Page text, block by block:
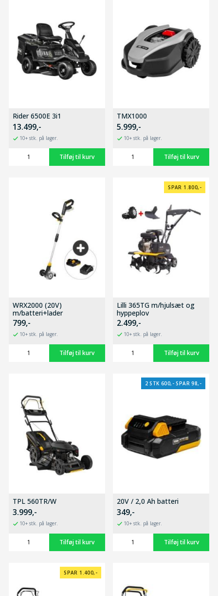
Rider 6500E 3i1
13.499,-
10+ stk. på lager.
TMX1000
5.999,-
10+ stk. på lager.
WRX2000 (20V)
m/batteri+lader
799,-
10+ stk. på lager.
SPAR 1.800,-
Lilli 365TG m/hjulsæt og
hyppeplov
2.499,-
10+ stk. på lager.
TPL 560TR/W
3.999,-
10+ stk. på lager.
2 STK 600,- SPAR 98,-
20V / 2,0 Ah batteri
349,-
10+ stk. på lager.
SPAR 1.400,-